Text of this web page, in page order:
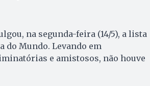
na segunda-feira (14/5), a lista
do Mundo. Levando em
e amistosos, não houve